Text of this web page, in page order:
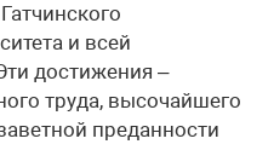
и всей
достижения –
труда, высочайшего
преданности